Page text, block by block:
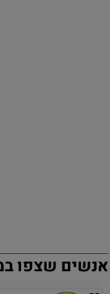
אנשים שצפו